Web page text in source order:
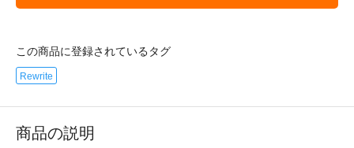
この商品に登録されているタグ
Rewrite
商品の説明